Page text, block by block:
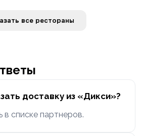
Показать все рестораны
доставку из «Дикси»?
в списке партнеров.